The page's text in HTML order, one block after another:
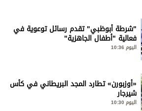
"شرطة أبوظبي" تقدم رسائل توعوية في
فعالية "أطفال الجاهزية"
اليوم 10:36
«أوزبورن» تطارد المجد البريطاني في كأس
شيرجار
اليوم 10:30